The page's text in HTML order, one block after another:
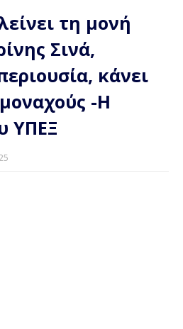
τη μονή
Σινά,
κάνει
-Η
ΥΠΕΞ